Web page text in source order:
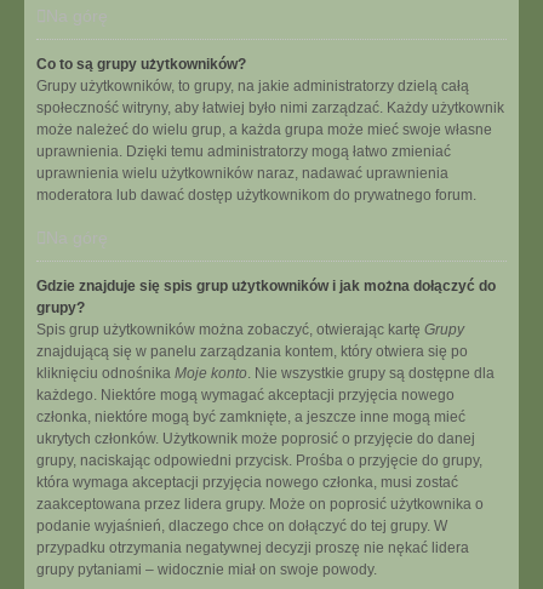
Na górę
Co to są grupy użytkowników?
Grupy użytkowników, to grupy, na jakie administratorzy dzielą całą
społeczność witryny, aby łatwiej było nimi zarządzać. Każdy użytkownik
może należeć do wielu grup, a każda grupa może mieć swoje własne
uprawnienia. Dzięki temu administratorzy mogą łatwo zmieniać
uprawnienia wielu użytkowników naraz, nadawać uprawnienia
moderatora lub dawać dostęp użytkownikom do prywatnego forum.
Na górę
Gdzie znajduje się spis grup użytkowników i jak można dołączyć do
grupy?
Spis grup użytkowników można zobaczyć, otwierając kartę Grupy
znajdującą się w panelu zarządzania kontem, który otwiera się po
kliknięciu odnośnika Moje konto. Nie wszystkie grupy są dostępne dla
każdego. Niektóre mogą wymagać akceptacji przyjęcia nowego
członka, niektóre mogą być zamknięte, a jeszcze inne mogą mieć
ukrytych członków. Użytkownik może poprosić o przyjęcie do danej
grupy, naciskając odpowiedni przycisk. Prośba o przyjęcie do grupy,
która wymaga akceptacji przyjęcia nowego członka, musi zostać
zaakceptowana przez lidera grupy. Może on poprosić użytkownika o
podanie wyjaśnień, dlaczego chce on dołączyć do tej grupy. W
przypadku otrzymania negatywnej decyzji proszę nie nękać lidera
grupy pytaniami – widocznie miał on swoje powody.